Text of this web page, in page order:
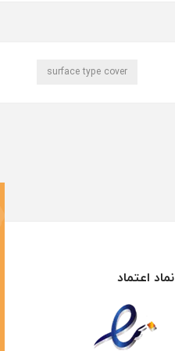
surface type cover
نماد اعتماد